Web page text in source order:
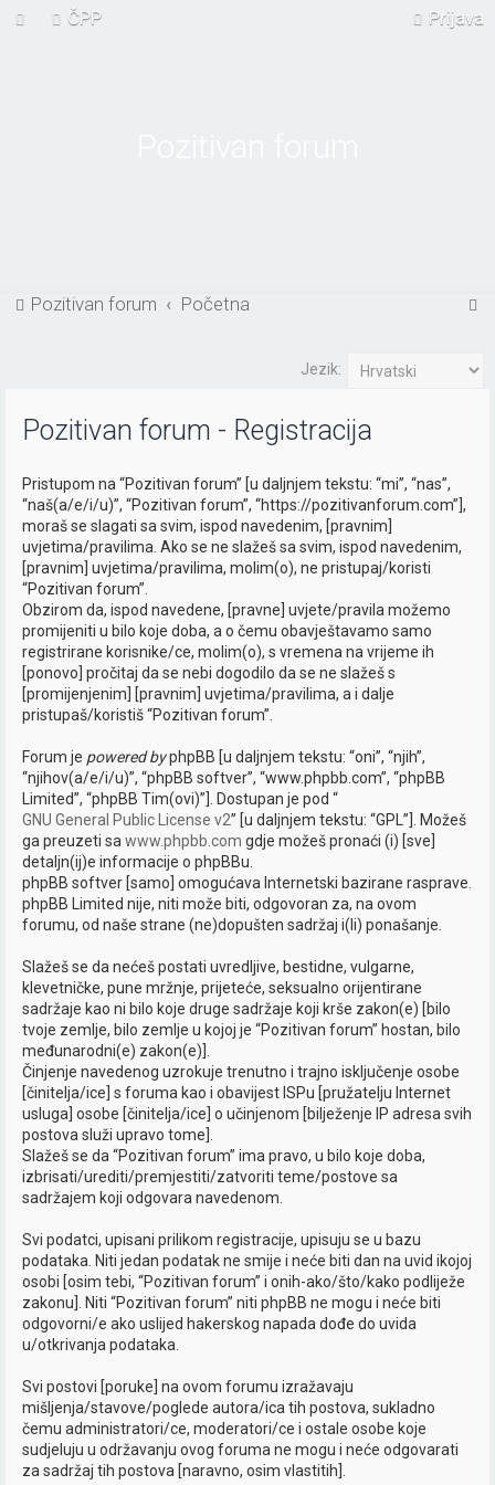
ČPP Prijava
Pozitivan forum Početna
Jezik:
Pozitivan forum - Registracija
Pristupom na “Pozitivan forum” [u daljnjem tekstu: “mi”, “nas”,
“naš(a/e/i/u)”, “Pozitivan forum”, “https://pozitivanforum.com”],
moraš se slagati sa svim, ispod navedenim, [pravnim]
uvjetima/pravilima. Ako se ne slažeš sa svim, ispod navedenim,
[pravnim] uvjetima/pravilima, molim(o), ne pristupaj/koristi
“Pozitivan forum”.
Obzirom da, ispod navedene, [pravne] uvjete/pravila možemo
promijeniti u bilo koje doba, a o čemu obavještavamo samo
registrirane korisnike/ce, molim(o), s vremena na vrijeme ih
[ponovo] pročitaj da se nebi dogodilo da se ne slažeš s
[promijenjenim] [pravnim] uvjetima/pravilima, a i dalje
pristupaš/koristiš “Pozitivan forum”.
Forum je powered byphpBB [u daljnjem tekstu: “oni”, “njih”,
“njihov(a/e/i/u)”, “phpBB softver”, “www.phpbb.com”, “phpBB
Limited”, “phpBB Tim(ovi)”]. Dostupan je pod “
GNU General Public License v2” [u daljnjem tekstu: “GPL”]. Možeš
ga preuzeti sa www.phpbb.com gdje možeš pronaći (i) [sve]
detaljn(ij)e informacije o phpBBu.
phpBB softver [samo] omogućava Internetski bazirane rasprave.
phpBB Limited nije, niti može biti, odgovoran za, na ovom
forumu, od naše strane (ne)dopušten sadržaj i(li) ponašanje.
Slažeš se da nećeš postati uvredljive, bestidne, vulgarne,
klevetničke, pune mržnje, prijeteće, seksualno orijentirane
sadržaje kao ni bilo koje druge sadržaje koji krše zakon(e) [bilo
tvoje zemlje, bilo zemlje u kojoj je “Pozitivan forum” hostan, bilo
međunarodni(e) zakon(e)].
Činjenje navedenog uzrokuje trenutno i trajno isključenje osobe
[činitelja/ice] s foruma kao i obavijest ISPu [pružatelju Internet
usluga] osobe [činitelja/ice] o učinjenom [bilježenje IP adresa svih
postova služi upravo tome].
Slažeš se da “Pozitivan forum” ima pravo, u bilo koje doba,
izbrisati/urediti/premjestiti/zatvoriti teme/postove sa
sadržajem koji odgovara navedenom.
Svi podatci, upisani prilikom registracije, upisuju se u bazu
podataka. Niti jedan podatak ne smije i neće biti dan na uvid ikojoj
osobi [osim tebi, “Pozitivan forum” i onih-ako/što/kako podliježe
zakonu]. Niti “Pozitivan forum” niti phpBB ne mogu i neće biti
odgovorni/e ako uslijed hakerskog napada dođe do uvida
u/otkrivanja podataka.
Svi postovi [poruke] na ovom forumu izražavaju
mišljenja/stavove/poglede autora/ica tih postova, sukladno
čemu administratori/ce, moderatori/ce i ostale osobe koje
sudjeluju u održavanju ovog foruma ne mogu i neće odgovarati
za sadržaj tih postova [naravno, osim vlastitih].